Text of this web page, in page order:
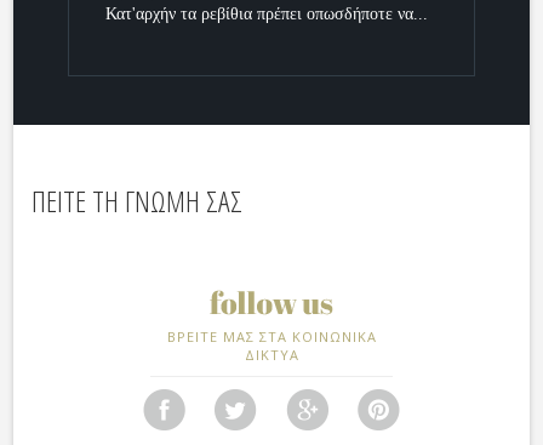
Κατ'αρχήν τα ρεβίθια πρέπει οπωσδήποτε να...
ΠΕΙΤΕ ΤΗ ΓΝΩΜΗ ΣΑΣ
ΒΡΕΙΤΕ ΜΑΣ ΣΤΑ ΚΟΙΝΩΝΙΚΑ
ΔΙΚΤΥΑ